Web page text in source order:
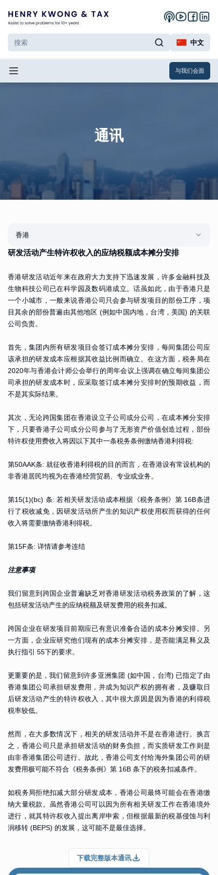
中文
与我们会面
通讯
香港
研发活动产生特许权收入的应纳税额成本摊分安排
香港研发活动近年来在政府大力支持下迅速发展，许多金融科技及
生物科技公司已在科学园及数码港成立。话虽如此，由于香港只是
一个小城市，一般来说香港公司只会参与研发项目的部份工序，项
目其余的部份普遍由其他地区 (例如中国内地，台湾，美国) 的关联
公司负责。
首先，集团内所有研发项目会签订成本摊分安排，每间集团公司应
该承担的研发成本应根据其收益比例而确立。在这方面，税务局在
2020年与香港会计师公会举行的周年会议上强调在确立每间集团公
司承担的研发成本时，应采取签订成本摊分安排时的预期收益，而
不是其实际结果。
其次，无论跨国集团在香港设立子公司或分公司，在成本摊分安排
下，只要香港子公司或分公司参与了无形资产价值创造过程，部份
特许权使用费收入将因以下其中一条税务条例缴纳香港利得税:
第50AAK条: 就征收香港利得税的目的而言，在香港设有常设机构的
非香港居民均视为在香港经营贸易、专业或业务。
第15(1)(bc) 条: 若相关研发活动成本根据《税务条例》第 16B条进
行了税收减免，因研发活动所产生的知识产权使用权而获得的任何
收入将需要缴纳香港利得税。
第15F条: 详情请参考连结
注意事项
我们留意到跨国企业普遍缺乏对香港研发活动税务政策的了解，这
包括研发活动产生的应纳税额及研发费用的税务扣减。
跨国企业在研发项目前期应已有意识准备合适的成本分摊安排。另
一方面，企业应研究他们现有的成本分摊安排，是否能满足释义及
执行指引 55下的要求。
更重要的是，我们留意到许多亚洲集团 (如中国，台湾) 已指定了由
香港集团公司承担研发费用，并成为知识产权的拥有者，及赚取日
后研发活动产生的特许权收入，其中很大原因是因为香港的利得税
税率较低。
然而，在大多数情况下，相关的研发活动并不是在香港进行。换言
之，香港公司只是承担研发活动的财务负担，而实质研发工作则是
由非香港集团公司进行。故此，香港公司支付给海外集团公司的研
发费用极可能不符合《税务条例》第 16B 条下的税务扣减条件。
如税务局拒绝扣减大部分研发成本，香港公司最终可能会在香港缴
纳大量税款。虽然香港公司可以因为所有相关研发工作在香港境外
进行，就其特许权收入提出离岸申索，但根据最新的税基侵蚀与利
润移转 (BEPS) 的发展，这可能不是最佳选择。
下载完整版本通讯